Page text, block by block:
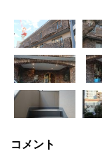
コメント